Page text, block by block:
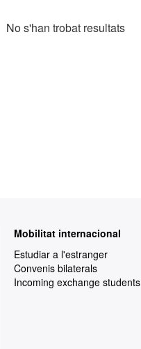
No s'han trobat resultats
Mobilitat internacional
Estudiar a l'estranger
Convenis bilaterals
Incoming exchange students